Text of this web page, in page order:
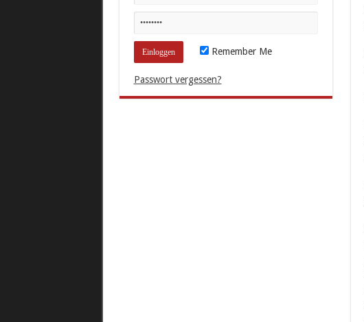
Remember Me
Passwort vergessen?